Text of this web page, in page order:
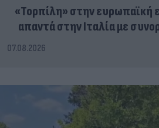
«Τορπίλη» στην ευρωπαϊκή
απαντά στην Ιταλία με
07.08.2026